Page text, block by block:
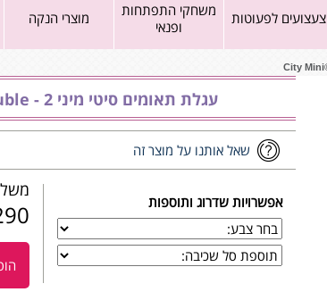
צעצועים לפעוטות
משחקי התפתחות
ופנאי
מוצרי הנקה
עגלת תאומים סיטי מיני 2 - City Mini® 2 Double
שאל אותנו על מוצר זה
אפשרויות שדרוג ותוספות ₪